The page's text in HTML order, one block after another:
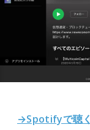
→Spotifyで聴く